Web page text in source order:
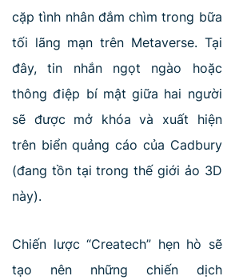
cặp tình nhân đắm chìm trong bữa
tối lãng mạn trên Metaverse. Tại
đây, tin nhắn ngọt ngào hoặc
thông điệp bí mật giữa hai người
sẽ được mở khóa và xuất hiện
trên biển quảng cáo của Cadbury
(đang tồn tại trong thế giới ảo 3D
này).
Chiến lược “Createch” hẹn hò sẽ
tạo nên những chiến dịch